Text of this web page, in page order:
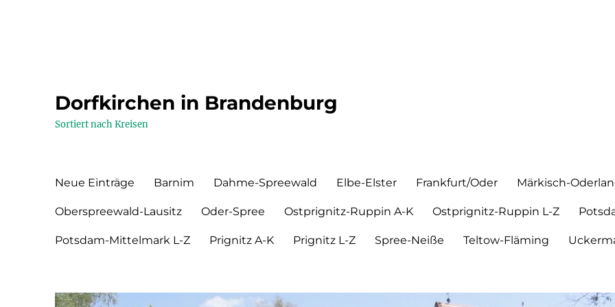
Dorfkirchen in Brandenburg
Sortiert nach Kreisen
Neue Einträge Barnim Dahme-Spreewald Elbe-Elster Frankfurt/Oder Märkisch-
Oberspreewald-Lausitz Oder-Spree Ostprignitz-Ruppin A-K Ostprignitz-Ruppin L-Z
Potsdam-Mittelmark L-Z Prignitz A-K Prignitz L-Z Spree-Neiße Teltow-Fläming